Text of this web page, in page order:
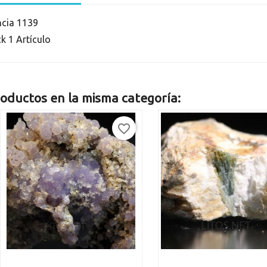
1139
1 Artículo
en la misma categoría:
favorite_border